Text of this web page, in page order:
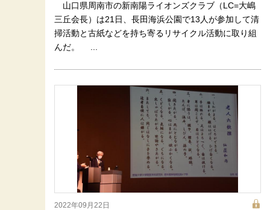
山口県周南市の新南陽ライオンズクラブ（LC=大嶋
三丘会長）は21日、長田海浜公園で13人が参加して清
掃活動と古紙などを持ち寄るリサイクル活動に取り組
んだ。 ...
2022年09月22日